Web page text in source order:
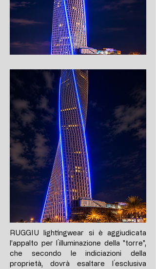
RUGGIU lightingwear si è aggiudicata
l’appalto per l´illuminazione della "torre",
che secondo le indiciazioni della
proprietà, dovrà esaltare l´esclusiva